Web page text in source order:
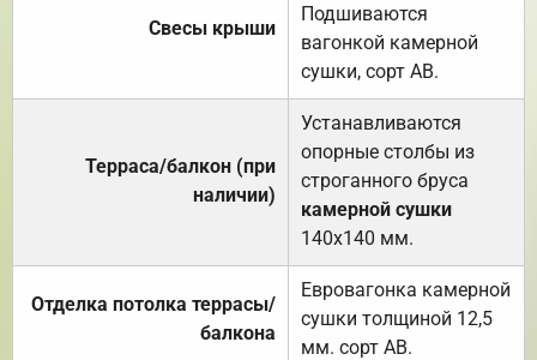
Свесы крыши
Подшиваются
вагонкой камерной
сушки, сорт АВ.
Терраса/балкон (при
наличии)
Устанавливаются
опорные столбы из
строганного бруса
камерной сушки
140х140 мм.
Отделка потолка террасы/
балкона
Евровагонка камерной
сушки толщиной 12,5
мм. сорт АВ.